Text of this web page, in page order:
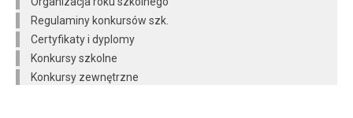
Regulaminy konkursów szk.
Certyfikaty i dyplomy
Konkursy szkolne
Konkursy zewnętrzne